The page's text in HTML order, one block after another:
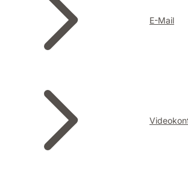
E-Mail